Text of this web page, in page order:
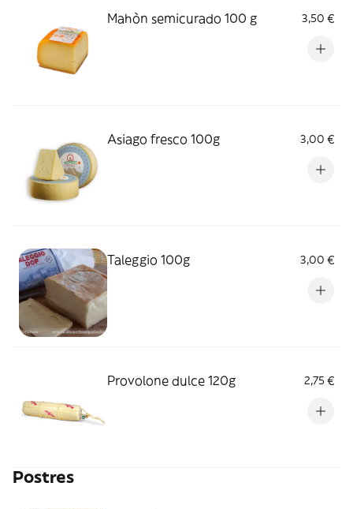
Mahòn semicurado 100 g 3,50 €
Asiago fresco 100g 3,00 €
Taleggio 100g 3,00 €
Provolone dulce 120g 2,75 €
Postres